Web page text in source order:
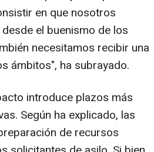
en que nosotros
el buenismo de los
necesitamos recibir una
ámbitos", ha subrayado.
introduce plazos más
Según ha explicado, las
de recursos